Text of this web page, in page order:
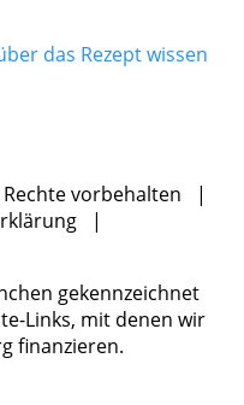
das Rezept wissen
Rechte vorbehalten |
|
gekennzeichnet
Links, mit denen wir
finanzieren.